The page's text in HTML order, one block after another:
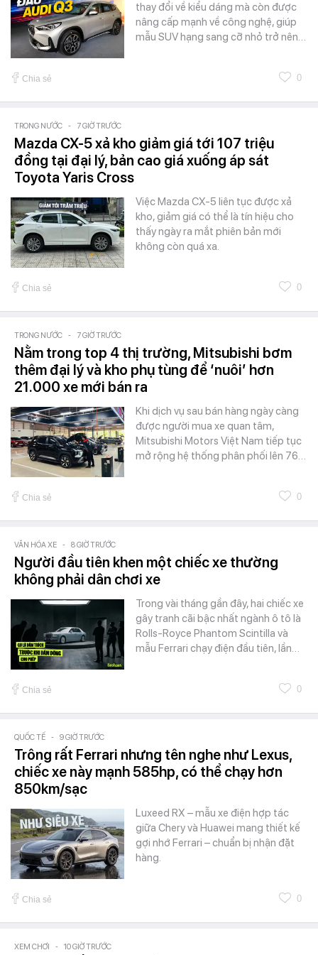
thay đổi về kiểu dáng mà còn được
nâng cấp mạnh về công nghệ, giúp
mẫu SUV hạng sang cỡ nhỏ trở nên…
Chia sẻ 0
TRONG NƯỚC - 7 GIỜ TRƯỚC
Mazda CX-5 xả kho giảm giá tới 107 triệu
đồng tại đại lý, bản cao giá xuống áp sát
Toyota Yaris Cross
Việc Mazda CX-5 liên tục được xả
kho, giảm giá có thể là tín hiệu cho
thấy ngày ra mắt phiên bản mới
không còn quá xa.
Chia sẻ 0
TRONG NƯỚC - 7 GIỜ TRƯỚC
Nằm trong top 4 thị trường, Mitsubishi bơm
thêm đại lý và kho phụ tùng để ‘nuôi’ hơn
21.000 xe mới bán ra
Khi dịch vụ sau bán hàng ngày càng
được người mua xe quan tâm,
Mitsubishi Motors Việt Nam tiếp tục
mở rộng hệ thống phân phối lên 76…
Chia sẻ 0
VĂN HÓA XE - 8 GIỜ TRƯỚC
Người đầu tiên khen một chiếc xe thường
không phải dân chơi xe
Trong vài tháng gần đây, hai chiếc xe
gây tranh cãi bậc nhất ngành ô tô là
Rolls-Royce Phantom Scintilla và
mẫu Ferrari chạy điện đầu tiên, lần…
Chia sẻ 0
QUỐC TẾ - 9 GIỜ TRƯỚC
Trông rất Ferrari nhưng tên nghe như Lexus,
chiếc xe này mạnh 585hp, có thể chạy hơn
850km/sạc
Luxeed RX – mẫu xe điện hợp tác
giữa Chery và Huawei mang thiết kế
gợi nhớ Ferrari – chuẩn bị nhận đặt
hàng.
Chia sẻ 0
XEM CHƠI - 10 GIỜ TRƯỚC